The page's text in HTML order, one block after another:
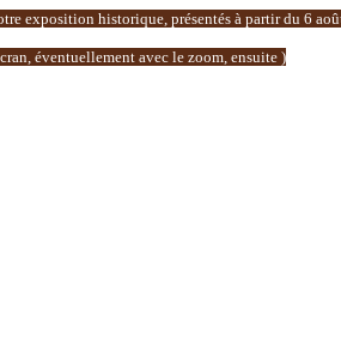
exposition historique, présentés à partir du 6
éventuellement avec le zoom, ensuite )